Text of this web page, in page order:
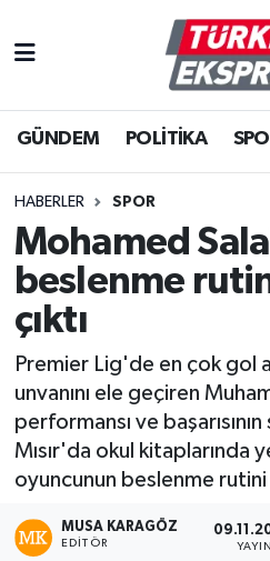
GÜNDEM POLİTİKA
HABERLER SPOR
Mohamed
beslenme
çıktı
Premier Lig'de en çok gol
unvanını ele geçiren
performansı ve
Mısır'da okul kitaplarında
oyuncunun beslenme rutini
MUSA KARAGÖZ
EDITÖR
İstanbul Nöbetçi
İstanbul Hava Durumu
İstanbul Namaz Vakitleri
İstanbul Trafik Yoğunluk
Süper Lig Puan Durumu
Tüm Manşetler
Son Dakika Haberleri
Haber Arşivi